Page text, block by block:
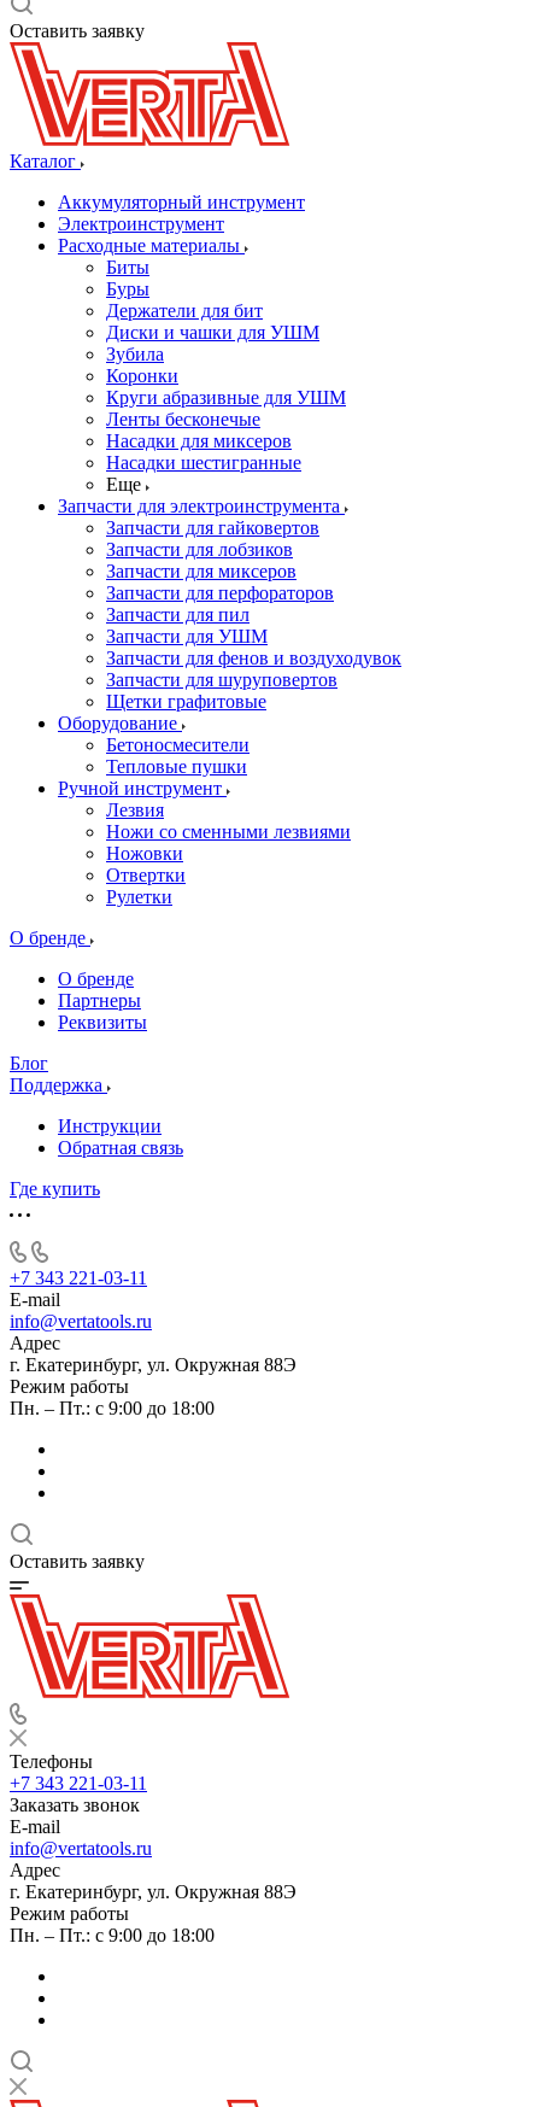
Оставить заявку
Каталог
Аккумуляторный инструмент
Электроинструмент
Расходные материалы
Биты
Буры
Держатели для бит
Диски и чашки для УШМ
Зубила
Коронки
Круги абразивные для УШМ
Ленты бесконечые
Насадки для миксеров
Насадки шестигранные
Еще
Запчасти для электроинструмента
Запчасти для гайковертов
Запчасти для лобзиков
Запчасти для миксеров
Запчасти для перфораторов
Запчасти для пил
Запчасти для УШМ
Запчасти для фенов и воздуходувок
Запчасти для шуруповертов
Щетки графитовые
Оборудование
Бетоносмесители
Тепловые пушки
Ручной инструмент
Лезвия
Ножи со сменными лезвиями
Ножовки
Отвертки
Рулетки
О бренде
О бренде
Партнеры
Реквизиты
Блог
Поддержка
Инструкции
Обратная связь
Где купить
+7 343 221-03-11
E-mail
info@vertatools.ru
Адрес
г. Екатеринбург, ул. Окружная 88Э
Режим работы
Пн. – Пт.: с 9:00 до 18:00
Оставить заявку
Телефоны
+7 343 221-03-11
Заказать звонок
E-mail
info@vertatools.ru
Адрес
г. Екатеринбург, ул. Окружная 88Э
Режим работы
Пн. – Пт.: с 9:00 до 18:00